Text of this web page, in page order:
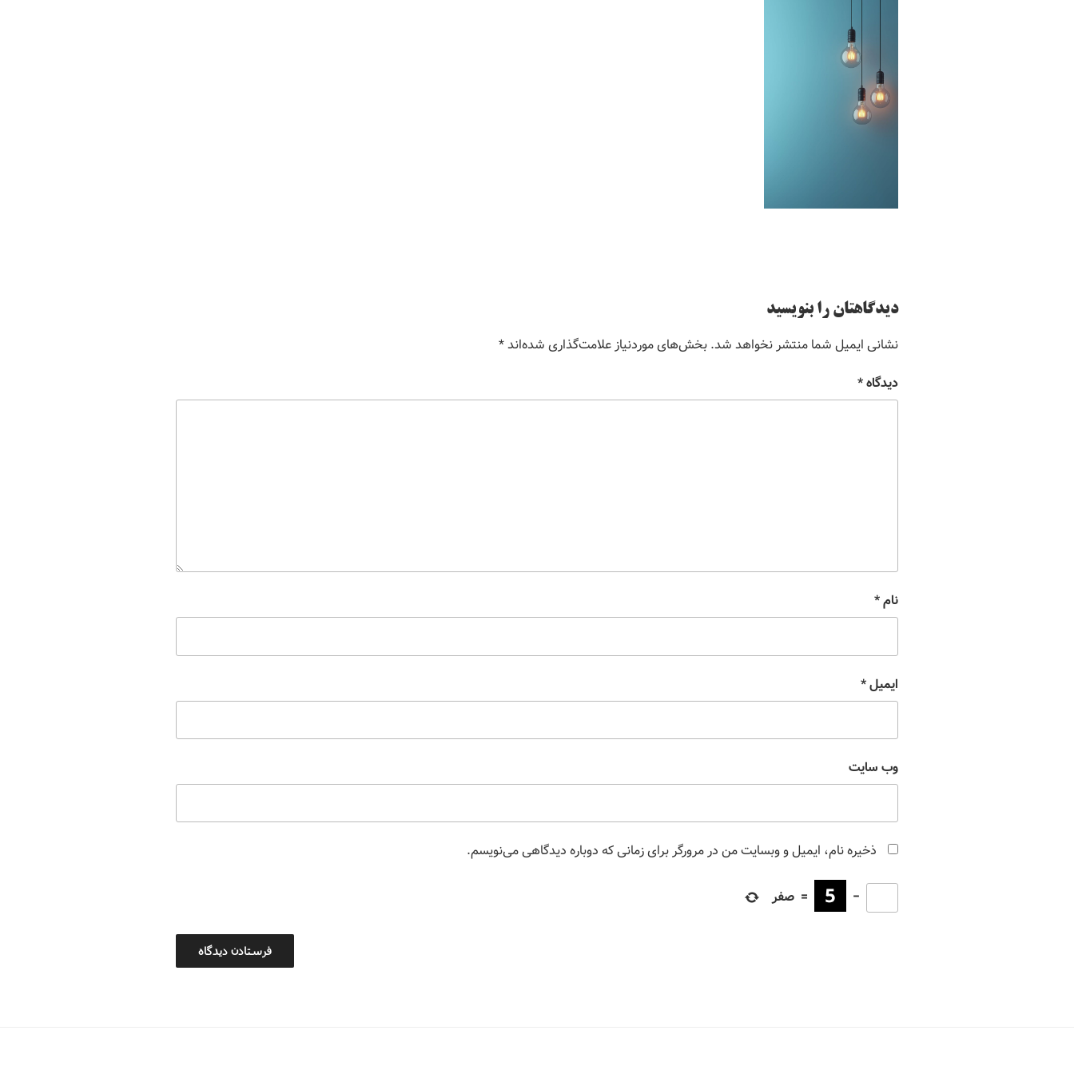
دیدگاهتان را بنویسید
نشانی ایمیل شما منتشر نخواهد شد. بخش‌های موردنیاز علامت‌گذاری شده‌اند*
دیدگاه*
نام*
ایمیل*
وب‌ سایت
ذخیره نام، ایمیل و وبسایت من در مرورگر برای زمانی که دوباره دیدگاهی می‌نویسم.
−
= صفر